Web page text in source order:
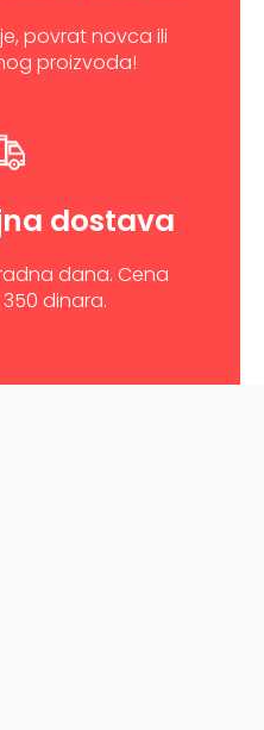
povrat novca ili
proizvoda!
dostava
dana. Cena
dinara.